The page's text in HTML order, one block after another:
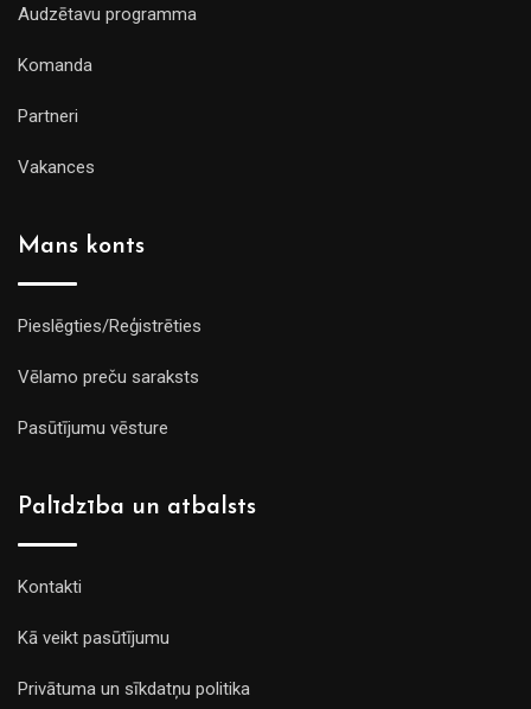
Audzētavu programma
Komanda
Partneri
Vakances
Mans konts
Pieslēgties/Reģistrēties
Vēlamo preču saraksts
Pasūtījumu vēsture
Palīdzība un atbalsts
Kontakti
Kā veikt pasūtījumu
Privātuma un sīkdatņu politika